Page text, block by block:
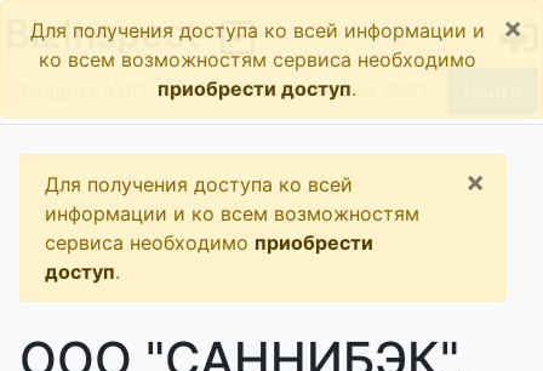
BizInspect
Для получения доступа ко всей информации и
ко всем возможностям сервиса необходимо
приобрести доступ.
×
Для получения доступа ко всей
информации и ко всем возможностям
сервиса необходимо приобрести
доступ.
×